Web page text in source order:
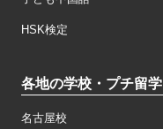
HSK検定
各地の学校・プチ留学
名古屋校